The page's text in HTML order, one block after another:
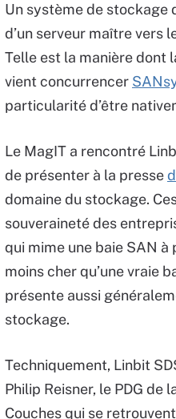
Un système de stockage
d’un serveur maître vers
Telle est la manière dont
vient concurrencer
particularité d’être
Le MagIT a rencontré
de présenter à la presse
domaine du stockage.
souveraineté des
qui mime une baie SAN
moins cher qu’une vraie
présente aussi
stockage.
Techniquement, Linbit
Philip Reisner, le PDG de
Couches qui se